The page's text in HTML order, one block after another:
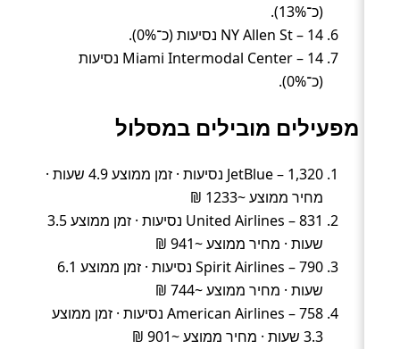
(כ־13%).
NY Allen St – 14 נסיעות (כ־0%).
Miami Intermodal Center – 14 נסיעות
(כ־0%).
מפעילים מובילים במסלול
JetBlue – 1,320 נסיעות · זמן ממוצע 4.9 שעות ·
מחיר ממוצע ~1233 ₪
United Airlines – 831 נסיעות · זמן ממוצע 3.5
שעות · מחיר ממוצע ~941 ₪
Spirit Airlines – 790 נסיעות · זמן ממוצע 6.1
שעות · מחיר ממוצע ~744 ₪
American Airlines – 758 נסיעות · זמן ממוצע
3.3 שעות · מחיר ממוצע ~901 ₪